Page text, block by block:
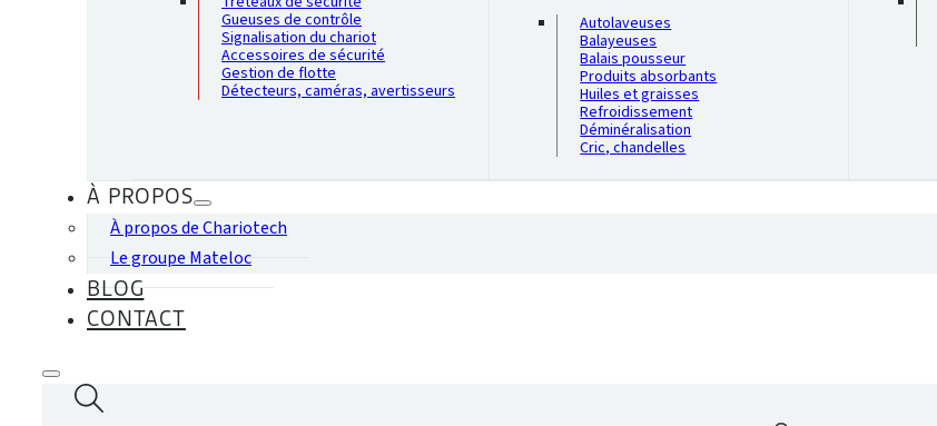
Gueuses de contrôle
Signalisation du chariot
Accessoires de sécurité
Gestion de flotte
Détecteurs, caméras, avertisseurs
Autolaveuses
Balayeuses
Balais pousseur
Produits absorbants
Huiles et graisses
Refroidissement
Déminéralisation
Cric, chandelles
À PROPOS
À propos de Chariotech
Le groupe Mateloc
BLOG
CONTACT